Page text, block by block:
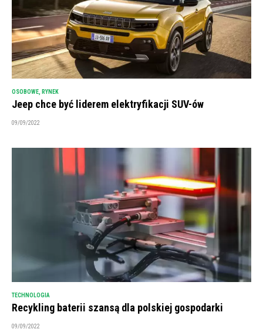
OSOBOWE RYNEK
Jeep chce być liderem elektryfikacji SUV-ów
09/09/2022
TECHNOLOGIA
Recykling baterii szansą dla polskiej gospodarki
09/09/2022